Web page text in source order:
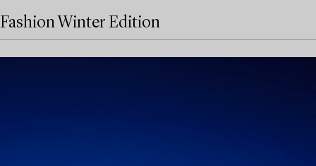
Fashion Winter Edition